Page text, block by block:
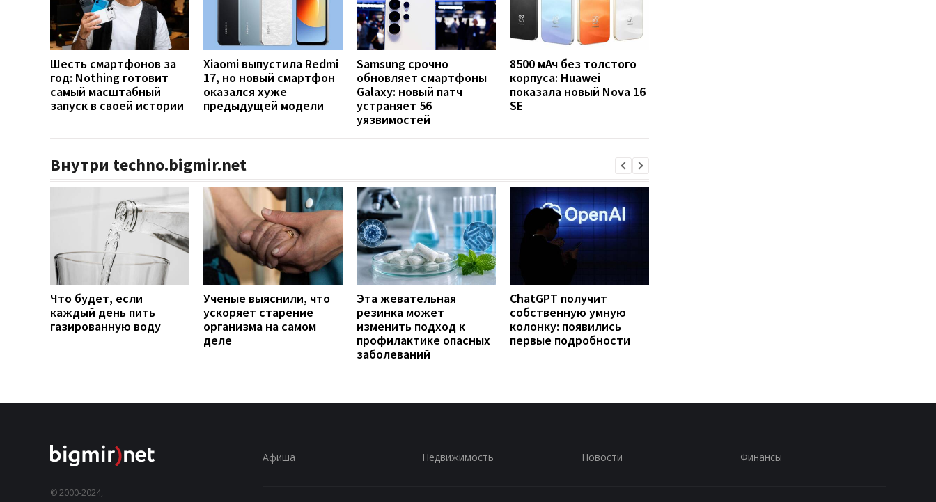
Шесть смартфонов за
год: Nothing готовит
самый масштабный
запуск в своей истории
Xiaomi выпустила Redmi
17, но новый смартфон
оказался хуже
предыдущей модели
Samsung срочно
обновляет смартфоны
Galaxy: новый патч
устраняет 56
уязвимостей
8500 мАч без толстого
корпуса: Huawei
показала новый Nova 16
SE
Внутри techno.bigmir.net
Что будет, если
каждый день пить
газированную воду
Ученые выяснили, что
ускоряет старение
организма на самом
деле
Эта жевательная
резинка может
изменить подход к
профилактике опасных
заболеваний
ChatGPT получит
собственную умную
колонку: появились
первые подробности
© 2000-2024,
Афиша Недвижимость Новости Финансы